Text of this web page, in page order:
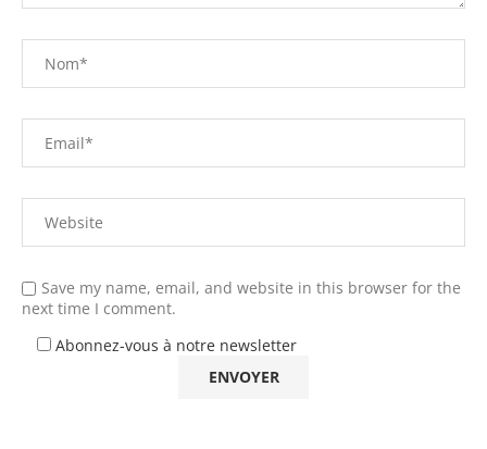
Save my name, email, and website in this browser for the
next time I comment.
Abonnez-vous à notre newsletter